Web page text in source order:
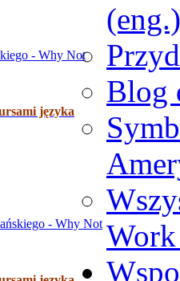
języka
(eng.)
Blog